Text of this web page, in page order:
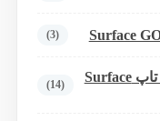
(3)
سرفیس لپ تاپ Surface
(14)